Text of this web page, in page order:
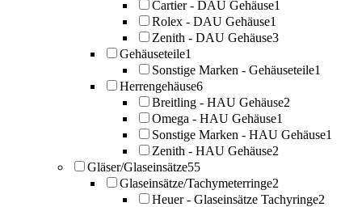
Cartier - DAU Gehäuse1
Rolex - DAU Gehäuse1
Zenith - DAU Gehäuse3
Gehäuseteile1
Sonstige Marken - Gehäuseteile1
Herrengehäuse6
Breitling - HAU Gehäuse2
Omega - HAU Gehäuse1
Sonstige Marken - HAU Gehäuse1
Zenith - HAU Gehäuse2
Gläser/Glaseinsätze55
Glaseinsätze/Tachymeterringe2
Heuer - Glaseinsätze Tachyringe2